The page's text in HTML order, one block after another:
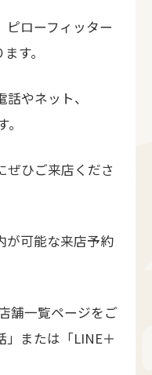
ピローフィッター
す。
やネット、
ぜひご来店くださ
が可能な来店予約
舗一覧ページをご
」または「LINE＋